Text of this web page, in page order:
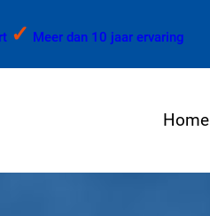
✓ Meer dan 10 jaar ervaring
Home